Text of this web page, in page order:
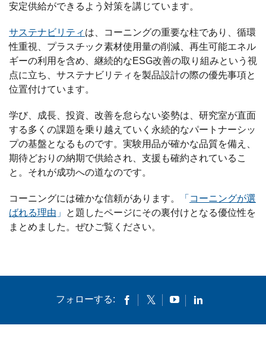
安定供給ができるよう対策を講じています。
サステナビリティ は、コーニングの重要な柱であり、循環
性重視、プラスチック素材使用量の削減、再生可能エネル
ギーの利用を含め、継続的なESG改善の取り組みという視
点に立ち、サステナビリティを製品設計の際の優先事項と
位置付けています。
学び、成長、投資、改善を怠らない姿勢は、研究室が直面
する多くの課題を乗り越えていく永続的なパートナーシッ
プの基盤となるものです。実験用品が確かな品質を備え、
期待どおりの納期で供給され、支援も確約されているこ
と。それが成功への道なのです。
コーニングには確かな信頼があります。 「 コーニングが選
ばれる理由 」
と題したページにその裏付けとなる優位性を
まとめました。ぜひご覧ください。
フォローする: